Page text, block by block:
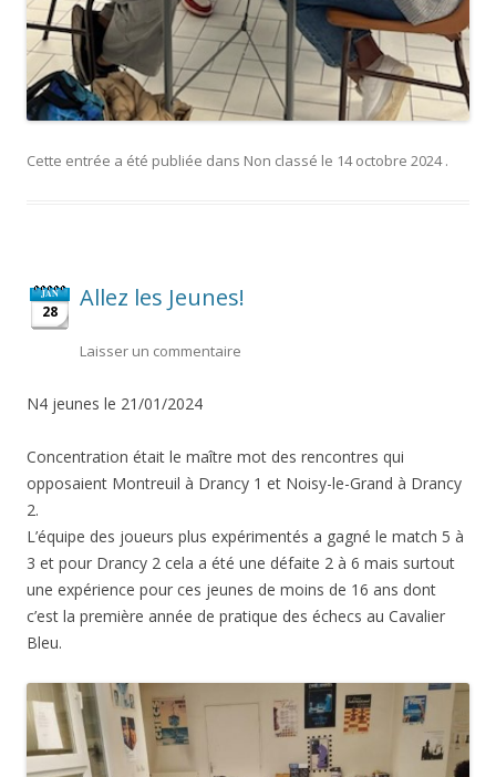
Cette entrée a été publiée dans Non classé le 14 octobre 2024 .
JAN
28 Allez les Jeunes!
Laisser un commentaire
N4 jeunes le 21/01/2024
Concentration était le maître mot des rencontres qui
opposaient Montreuil à Drancy 1 et Noisy-le-Grand à Drancy
2.
L’équipe des joueurs plus expérimentés a gagné le match 5 à
3 et pour Drancy 2 cela a été une défaite 2 à 6 mais surtout
une expérience pour ces jeunes de moins de 16 ans dont
c’est la première année de pratique des échecs au Cavalier
Bleu.